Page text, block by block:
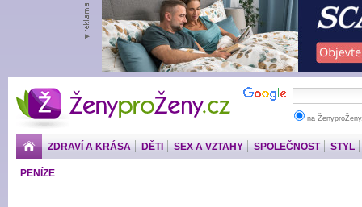
ŽenyproŽeny.cz
na
ZDRAVÍ A KRÁSA DĚTI SEX A VZTAHY SPOLEČNOST STYL
PENÍZE